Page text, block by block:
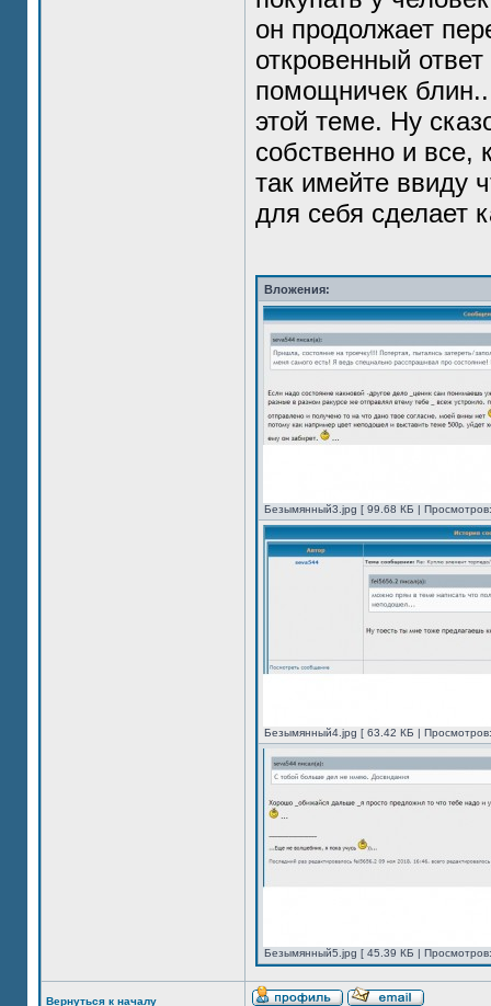
он продолжает
откровенный
помощничек
этой теме. Ну
собственно и все,
так имейте ввиду
для себя сделает
Вложения:
Безымянный3.jpg [ 99.68 КБ |
Безымянный4.jpg [ 63.42 КБ |
Безымянный5.jpg [ 45.39 КБ |
Вернуться к началу